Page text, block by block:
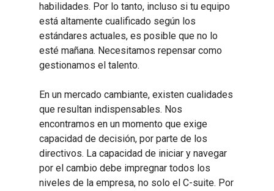
habilidades. Por lo tanto, incluso si tu equipo
está altamente cualificado según los
estándares actuales, es posible que no lo
esté mañana. Necesitamos repensar como
gestionamos el talento.
En un mercado cambiante, existen cualidades
que resultan indispensables. Nos
encontramos en un momento que exige
capacidad de decisión, por parte de los
directivos. La capacidad de iniciar y navegar
por el cambio debe impregnar todos los
niveles de la empresa, no solo el C-suite. Por